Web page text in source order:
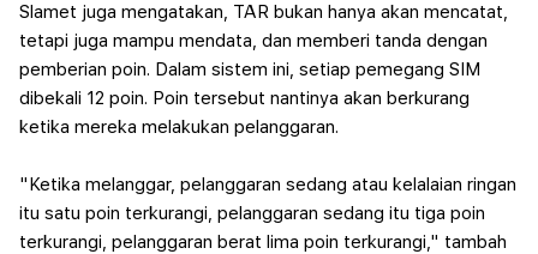
Slamet juga mengatakan, TAR bukan hanya akan mencatat,
tetapi juga mampu mendata, dan memberi tanda dengan
pemberian poin. Dalam sistem ini, setiap pemegang SIM
dibekali 12 poin. Poin tersebut nantinya akan berkurang
ketika mereka melakukan pelanggaran.
"Ketika melanggar, pelanggaran sedang atau kelalaian ringan
itu satu poin terkurangi, pelanggaran sedang itu tiga poin
terkurangi, pelanggaran berat lima poin terkurangi," tambah